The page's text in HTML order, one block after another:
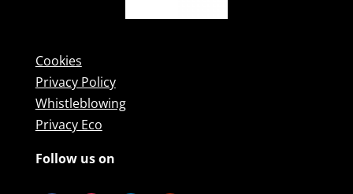
Cookies
Privacy Policy
Whistleblowing
Privacy Eco
Follow us on